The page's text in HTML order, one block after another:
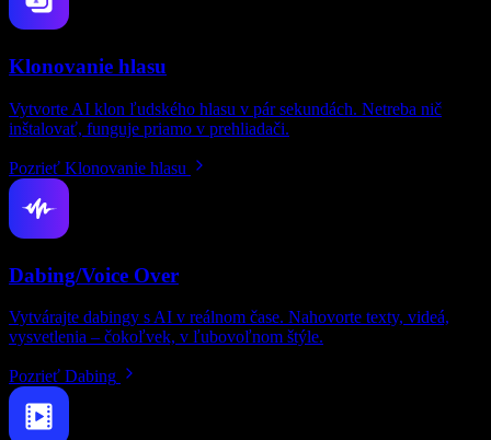
Klonovanie hlasu
Vytvorte AI klon ľudského hlasu v pár sekundách. Netreba nič
inštalovať, funguje priamo v prehliadači.
Pozrieť Klonovanie hlasu
Dabing/Voice Over
Vytvárajte dabingy s AI v reálnom čase. Nahovorte texty, videá,
vysvetlenia – čokoľvek, v ľubovoľnom štýle.
Pozrieť Dabing